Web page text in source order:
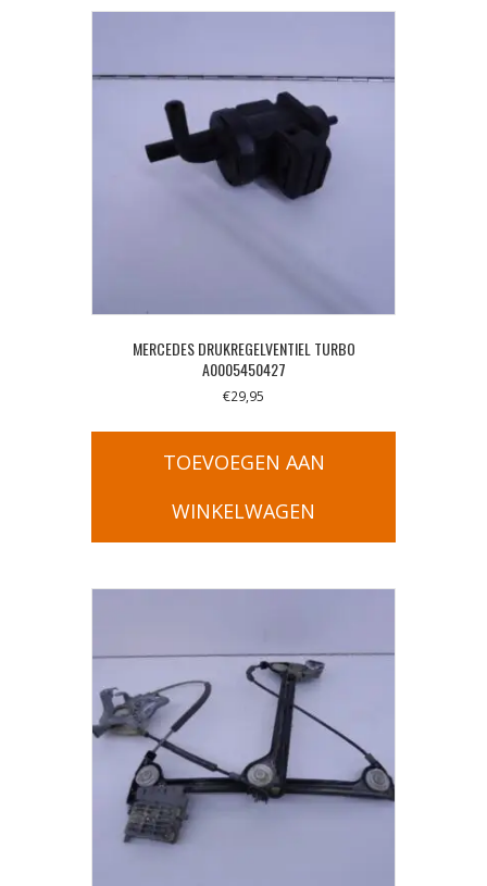
MERCEDES DRUKREGELVENTIEL TURBO
A0005450427
€29,95
TOEVOEGEN AAN
WINKELWAGEN